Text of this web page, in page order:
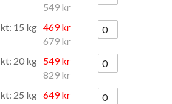
549 kr
15 kg 469 kr
679 kr
20 kg 549 kr
829 kr
25 kg 649 kr